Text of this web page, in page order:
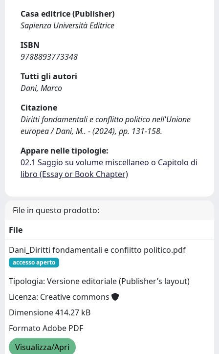
Casa editrice (Publisher)
Sapienza Università Editrice
ISBN
9788893773348
Tutti gli autori
Dani, Marco
Citazione
Diritti fondamentali e conflitto politico nell'Unione
europea / Dani, M.. - (2024), pp. 131-158.
Appare nelle tipologie:
02.1 Saggio su volume miscellaneo o Capitolo di
libro (Essay or Book Chapter)
File in questo prodotto:
File
Dani_Diritti fondamentali e conflitto politico.pdf
accesso aperto
Tipologia: Versione editoriale (Publisher’s layout)
Licenza: Creative commons
Dimensione 414.27 kB
Formato Adobe PDF
Visualizza/Apri